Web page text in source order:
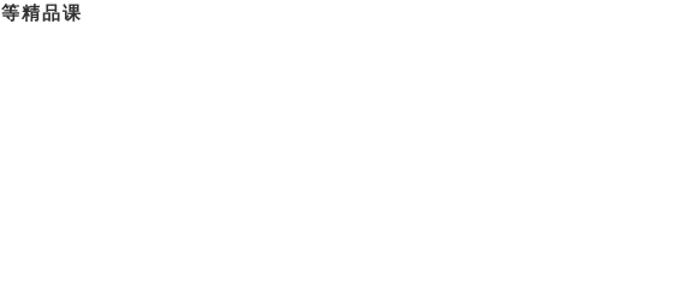
等精品课